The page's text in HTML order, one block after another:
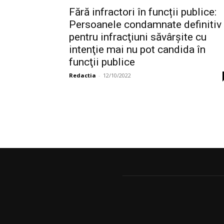
Fără infractori în funcții publice:
Persoanele condamnate definitiv
pentru infracţiuni săvârşite cu
intenţie mai nu pot candida în
funcţii publice
Redactia - 12/10/2022